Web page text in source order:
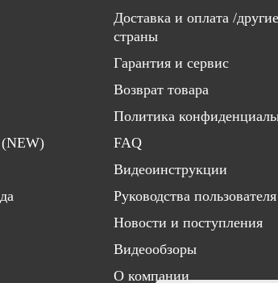
Доставка и оплата /другие
страны
Гарантия и сервис
Возврат товара
Политика
FAQ
Видеоинструкции
Руководства пользователя
Новости и поступления
Видеообзоры
О компании